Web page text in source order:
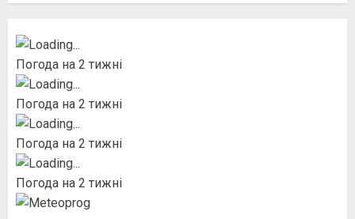
Погода на 2 тижні
Погода на 2 тижні
Погода на 2 тижні
Погода на 2 тижні